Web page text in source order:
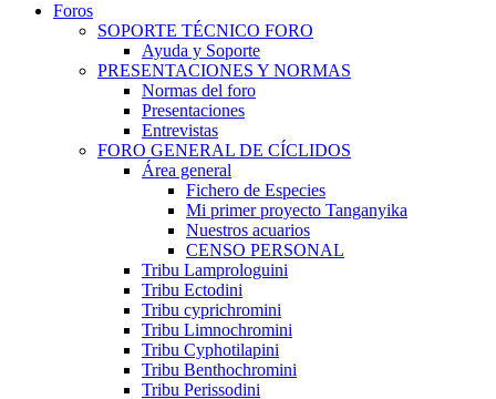
Foros
SOPORTE TÉCNICO FORO
Ayuda y Soporte
PRESENTACIONES Y NORMAS
Normas del foro
Presentaciones
Entrevistas
FORO GENERAL DE CÍCLIDOS
Área general
Fichero de Especies
Mi primer proyecto Tanganyika
Nuestros acuarios
CENSO PERSONAL
Tribu Lamprologuini
Tribu Ectodini
Tribu cyprichromini
Tribu Limnochromini
Tribu Cyphotilapini
Tribu Benthochromini
Tribu Perissodini